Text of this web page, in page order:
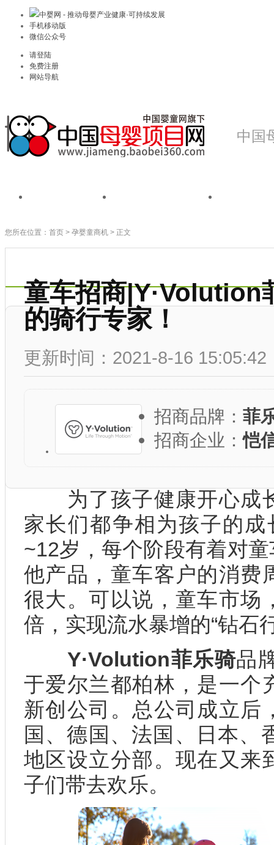
中婴网 - 推动母婴产业健康·可持续发展
手机移动版
微信公众号
请登陆
免费注册
网站导航
中国
您所在位置： 首页 > 孕婴童商机 > 正文
童车招商|Y·Volution
的骑行专家！
更新时间：2021-8-16 15:05:42
招商品牌： 菲
招商企业：恺
为了孩子健康开心成
家长们都争相为孩子的
~12岁，每个阶段有着对
他产品，童车客户的消费
很大。可以说，童车市场
倍，实现流水暴增的“钻石
Y·Volution菲乐骑品
于爱尔兰都柏林，是一个
新创公司。总公司成立后
国、德国、法国、日本、
地区设立分部。现在又来
子们带去欢乐。